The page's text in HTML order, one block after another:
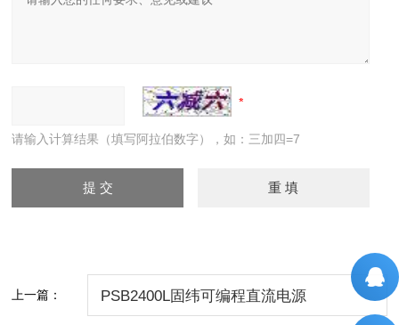
请输入计算结果（填写阿拉伯数字），如：三加四=7
上一篇： PSB2400L固纬可编程直流电源